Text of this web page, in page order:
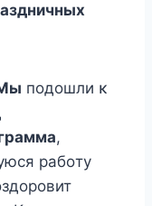
пοдοшли κ
,
рабοту